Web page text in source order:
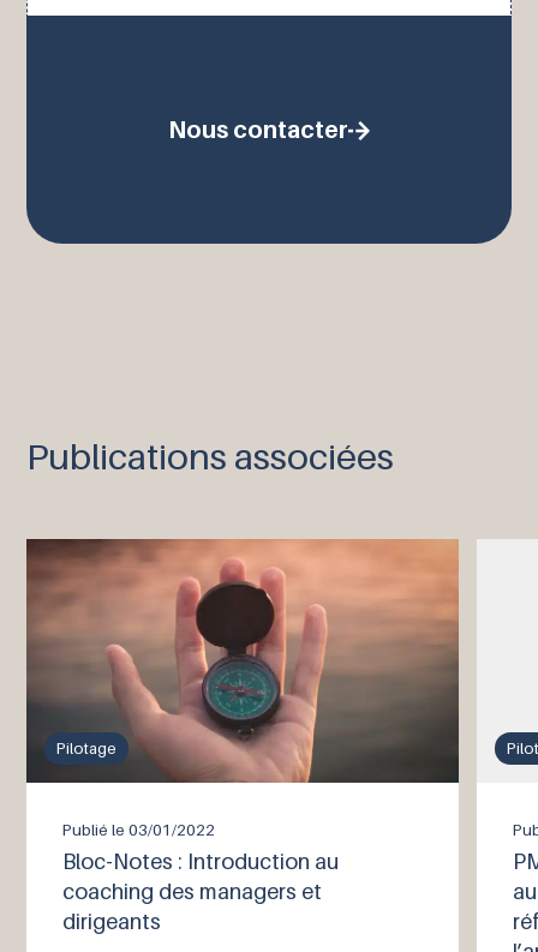
Nous contacter
Publications associées
Pilotage
Publié le03/01/2022
Bloc-Notes : Introduction au
coaching des managers et
dirigeants